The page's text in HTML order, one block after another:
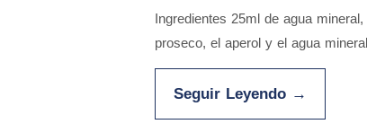
Ingredientes 25ml de agua
proseco, el aperol y el agua
Seguir Leyendo →